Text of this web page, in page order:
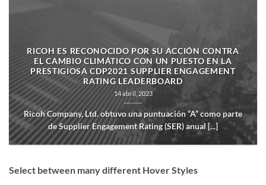
RICOH ES RECONOCIDO POR SU ACCIÓN CONTRA
EL CAMBIO CLIMÁTICO CON UN PUESTO EN LA
PRESTIGIOSA CDP2021 SUPPLIER ENGAGEMENT
RATING LEADERBOARD
14 abril, 2023
Ricoh Company, Ltd. obtuvo una puntuación “A” como parte
de Supplier Engagement Rating (SER) anual [...]
Select between many different Hover Styles